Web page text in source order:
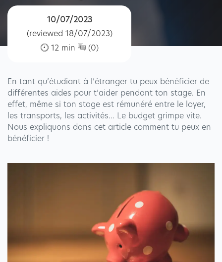
10/07/2023
(reviewed 18/07/2023)
12 min
(0)
En tant qu’étudiant à l’étranger tu peux bénéficier de
différentes aides pour t’aider pendant ton stage. En
effet, même si ton stage est rémunéré entre le loyer,
les transports, les activités… Le budget grimpe vite.
Nous expliquons dans cet article comment tu peux en
bénéficier !